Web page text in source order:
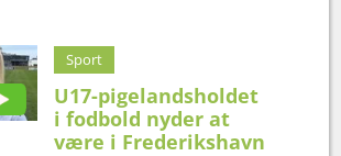
Sport
U17-pigelandsholdet
i fodbold nyder at
være i Frederikshavn